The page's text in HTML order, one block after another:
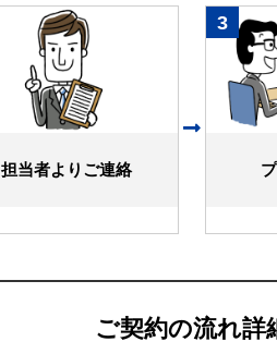
担当者よりご連絡
3
ご契約の流れ詳